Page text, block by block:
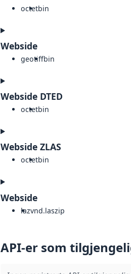
octetbin
Webside
geotiffbin
Webside DTED
octetbin
Webside ZLAS
octetbin
Webside
lazvnd.laszip
API-er som